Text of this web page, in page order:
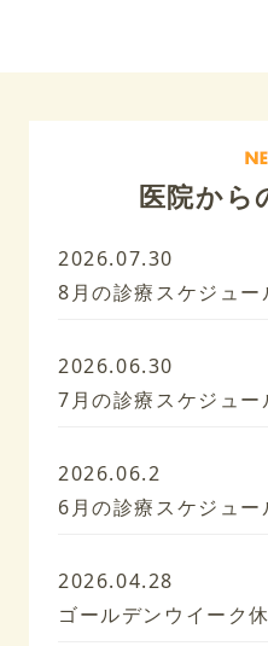
医院から
2026.07.30
8月の診療スケジュ
2026.06.30
7月の診療スケジュ
2026.06.2
6月の診療スケジュ
2026.04.28
ゴールデンウイーク